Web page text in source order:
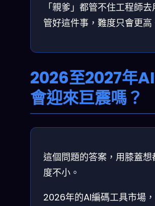
「親爹」都管不住工程師
管好這件事，難度只會更高
2026至2027年
會迎來巨震嗎？
這個問題的答案，用膝蓋
度不小。
2026年的AI編碼工具市場